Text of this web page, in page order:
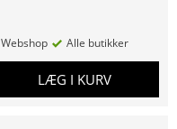
Webshop Alle butikker
LÆG I KURV